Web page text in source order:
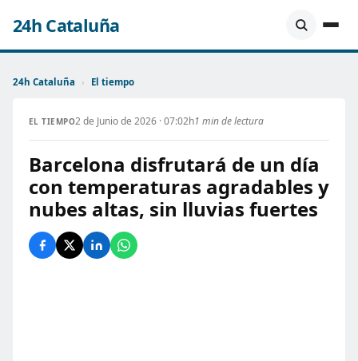
24h Cataluña
24h Cataluña › El tiempo
EL TIEMPO2 de Junio de 2026 · 07:02h1 min de lectura
Barcelona disfrutará de un día
con temperaturas agradables y
nubes altas, sin lluvias fuertes